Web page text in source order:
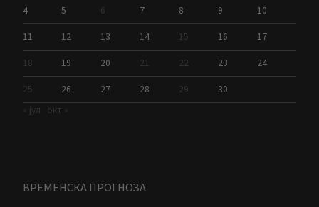
4 5 6 7 8 9 10
11 12 13 14 15 16 17
18 19 20 21 22 23 24
25 26 27 28 29
30
« јул
окт »
ВРЕМЕНСКА ПРОГНОЗА